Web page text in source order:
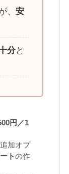
、安
分と
円／1
加オプ
トの作